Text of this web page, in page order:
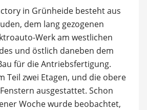
in Grünheide besteht aus
dem lang gezogenen
Werk am westlichen
und östlich daneben dem
für die Antriebsfertigung.
Teil zwei Etagen, und die obere
ausgestattet. Schon
Woche wurde beobachtet,